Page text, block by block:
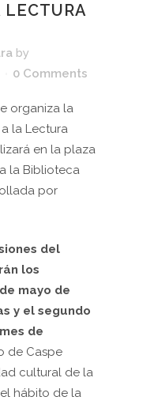
by
0 Comments
organiza la
la Lectura
en la plaza
la Biblioteca
por
del
los
mayo de
y el segundo
de
de Caspe
cultural de la
hábito de la